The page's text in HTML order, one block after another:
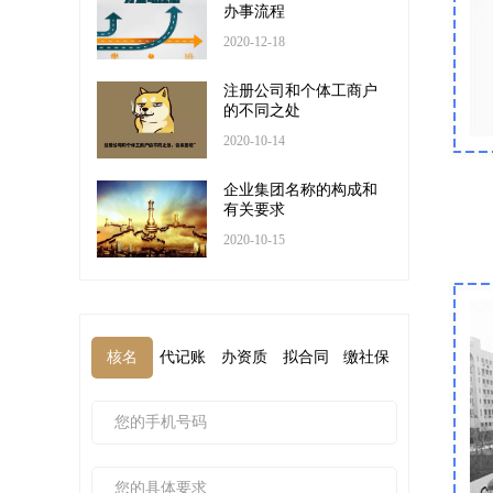
办事流程
2020-12-18
注册公司和个体工商户
的不同之处
2020-10-14
企业集团名称的构成和
有关要求
2020-10-15
核名 代记账 办资质 拟合同 缴社保 代